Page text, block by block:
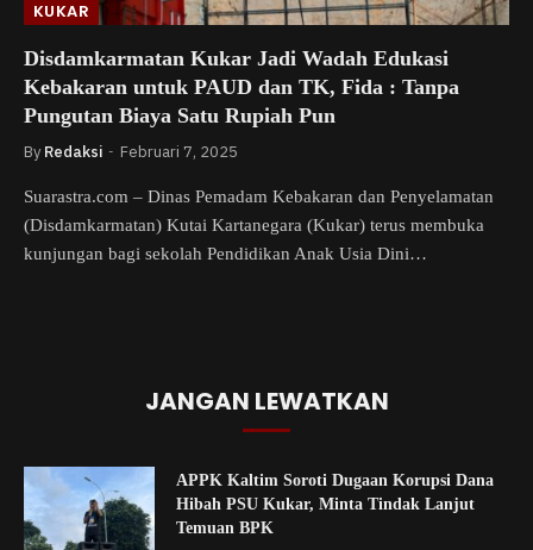
KUKAR
Disdamkarmatan Kukar Jadi Wadah Edukasi
Kebakaran untuk PAUD dan TK, Fida : Tanpa
Pungutan Biaya Satu Rupiah Pun
By Redaksi Februari 7, 2025
Suarastra.com – Dinas Pemadam Kebakaran dan Penyelamatan
(Disdamkarmatan) Kutai Kartanegara (Kukar) terus membuka
kunjungan bagi sekolah Pendidikan Anak Usia Dini…
JANGAN LEWATKAN
APPK Kaltim Soroti Dugaan Korupsi Dana
Hibah PSU Kukar, Minta Tindak Lanjut
Temuan BPK